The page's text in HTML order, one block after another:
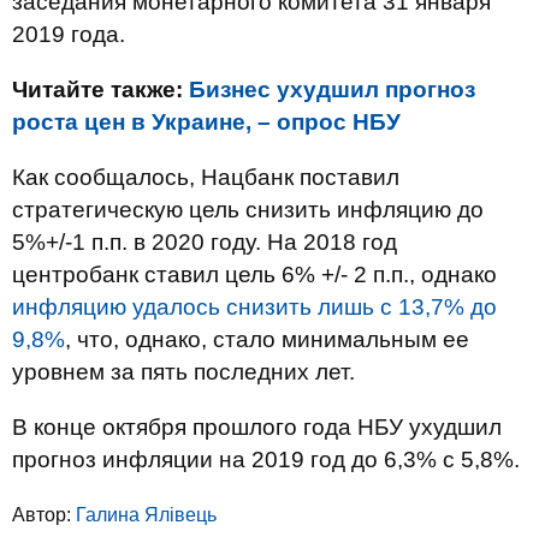
2019 года.
Читайте также: Бизнес ухудшил прогноз
роста цен в Украине, – опрос НБУ
Как сообщалось, Нацбанк поставил
стратегическую цель снизить инфляцию до
5%+/-1 п.п. в 2020 году. На 2018 год
центробанк ставил цель 6% +/- 2 п.п., однако
инфляцию удалось снизить лишь с 13,7% до
9,8%, что, однако, стало минимальным ее
уровнем за пять последних лет.
В конце октября прошлого года НБУ ухудшил
прогноз инфляции на 2019 год до 6,3% с 5,8%.
Автор: Галина Ялівець